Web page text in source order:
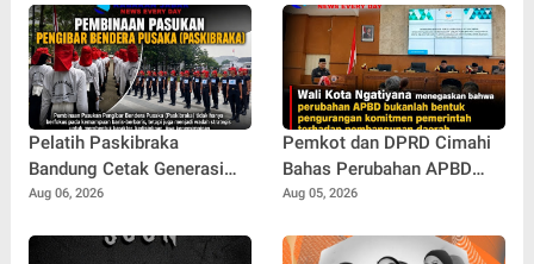
Pelatih Paskibraka
Bandung Cetak Generasi
Disiplin Berkarakter
Aug 06, 2026
Pemkot dan DPRD Cimahi
Bahas Perubahan APBD
2026 Bersama
Aug 05, 2026